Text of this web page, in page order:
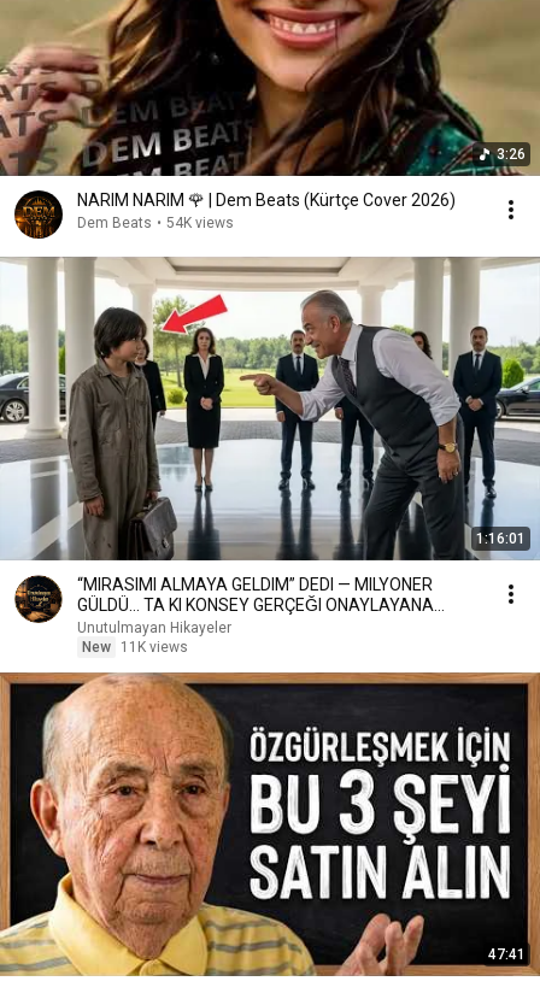
3:26
NARIM NARIM 🌹 | Dem Beats (Kürtçe Cover 2026)
Dem Beats • 54K views
1:16:01
“MIRASIMI ALMAYA GELDIM” DEDI — MILYONER
GÜLDÜ… TA KI KONSEY GERÇEĞI ONAYLAYANA
KADAR
Unutulmayan Hikayeler
New
11K views
47:41